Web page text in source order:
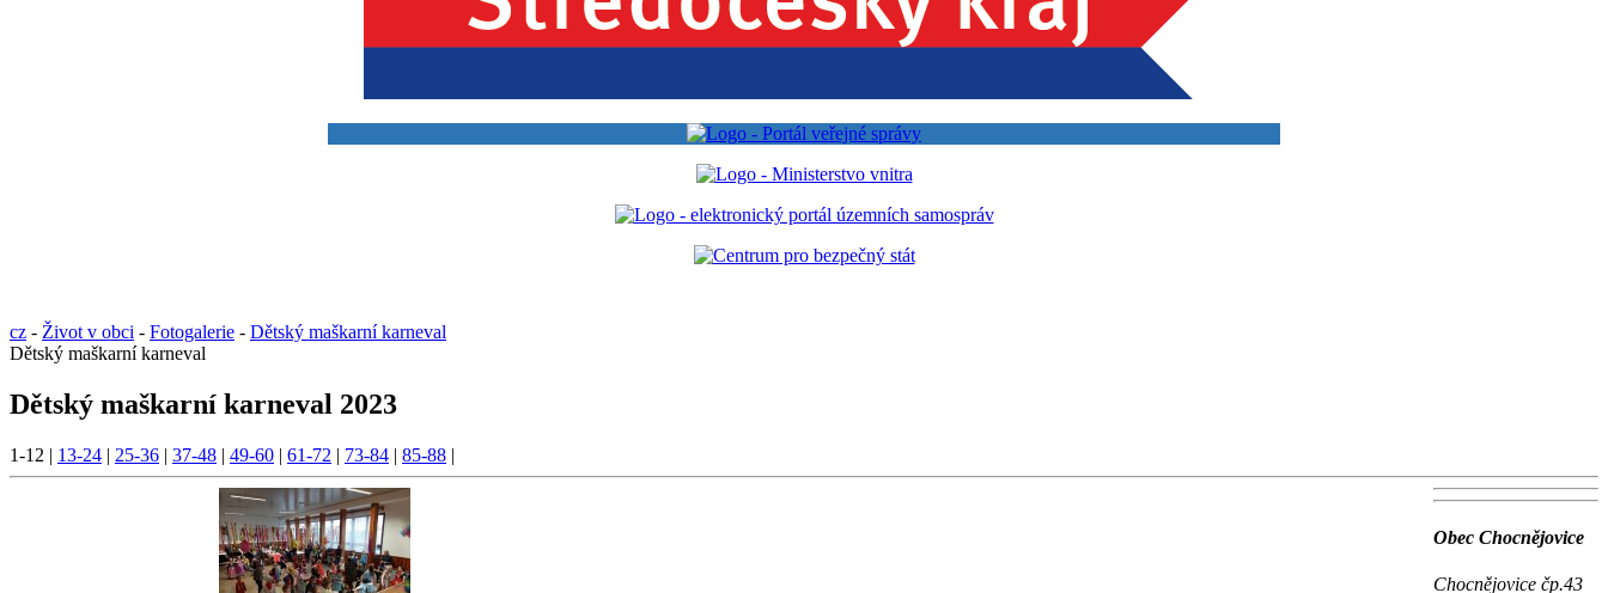
cz - Život v obci - Fotogalerie - Dětský maškarní karneval
Dětský maškarní karneval
Dětský maškarní karneval 2023
1-12 | 13-24 | 25-36 | 37-48 | 49-60 | 61-72 | 73-84 | 85-88 |
Obec Chocnějovice
Chocnějovice čp.43